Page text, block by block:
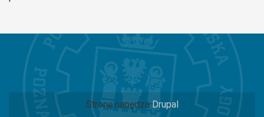
Stronę napędza Drupal